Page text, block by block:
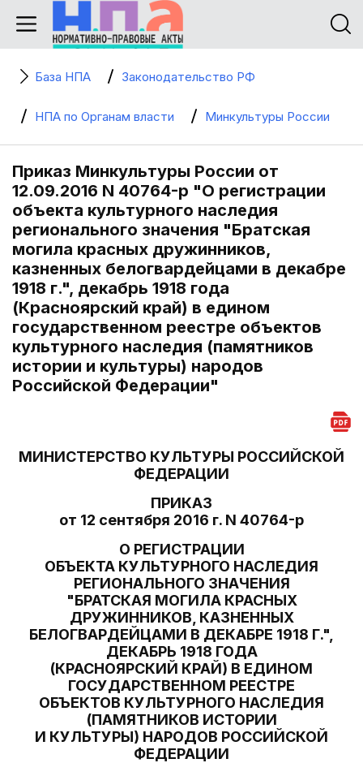
База НПА Законодательство РФ
НПА по Органам власти Минкультуры России
Приказ Минкультуры России от
12.09.2016 N 40764-р "О регистрации
объекта культурного наследия
регионального значения "Братская
могила красных дружинников,
казненных белогвардейцами в декабре
1918 г.", декабрь 1918 года
(Красноярский край) в едином
государственном реестре объектов
культурного наследия (памятников
истории и культуры) народов
Российской Федерации"
МИНИСТЕРСТВО КУЛЬТУРЫ РОССИЙСКОЙ
ФЕДЕРАЦИИ
ПРИКАЗ
от 12 сентября 2016 г. N 40764-р
О РЕГИСТРАЦИИ
ОБЪЕКТА КУЛЬТУРНОГО НАСЛЕДИЯ
РЕГИОНАЛЬНОГО ЗНАЧЕНИЯ
"БРАТСКАЯ МОГИЛА КРАСНЫХ
ДРУЖИННИКОВ, КАЗНЕННЫХ
БЕЛОГВАРДЕЙЦАМИ В ДЕКАБРЕ 1918 Г.",
ДЕКАБРЬ 1918 ГОДА
(КРАСНОЯРСКИЙ КРАЙ) В ЕДИНОМ
ГОСУДАРСТВЕННОМ РЕЕСТРЕ
ОБЪЕКТОВ КУЛЬТУРНОГО НАСЛЕДИЯ
(ПАМЯТНИКОВ ИСТОРИИ
И КУЛЬТУРЫ) НАРОДОВ РОССИЙСКОЙ
ФЕДЕРАЦИИ